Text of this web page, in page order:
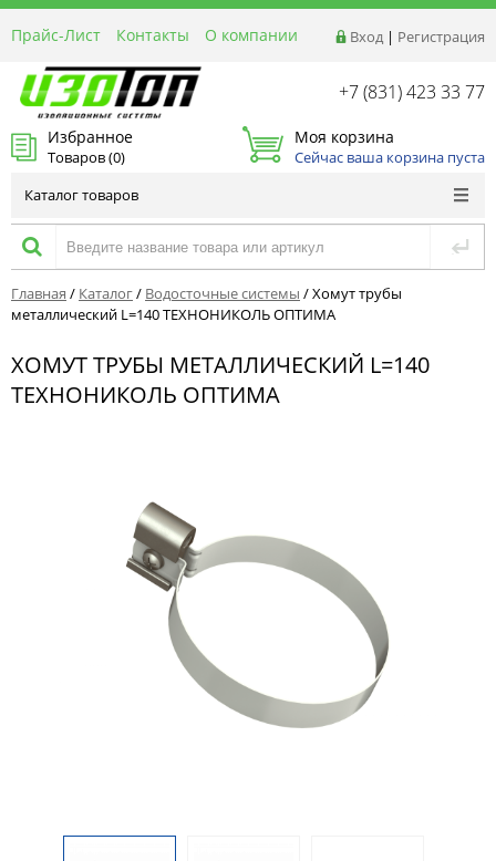
Вход | Регистрация
Прайс-Лист Контакты
О компании
Реквизиты
Доставка
Акции и Распродажи
Оптовым покупателям
+7 (831) 423 33 77
Избранное
Товаров (0)
Моя корзина
Сейчас ваша корзина пуста
Каталог товаров
Главная / Каталог/ Водосточные системы /Хомут трубы
металлический L=140 ТЕХНОНИКОЛЬ ОПТИМА
ХОМУТ ТРУБЫ МЕТАЛЛИЧЕСКИЙ L=140
ТЕХНОНИКОЛЬ ОПТИМА